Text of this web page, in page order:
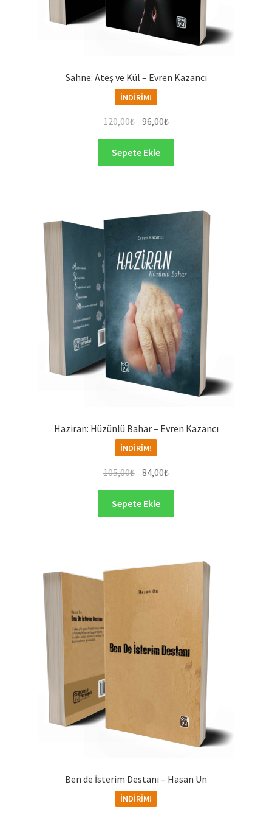
Sahne: Ateş ve Kül – Evren Kazancı
İNDIRIM!
120,00₺ Orijinal
fiyat:
120,00₺.
96,00₺Şu
andaki
96,00₺.
Sepete Ekle
Haziran: Hüzünlü Bahar – Evren Kazancı
İNDIRIM!
105,00₺ Orijinal
105,00₺.
84,00₺Şu
84,00₺.
Sepete Ekle
Ben de İsterim Destanı – Hasan Ün
İNDIRIM!